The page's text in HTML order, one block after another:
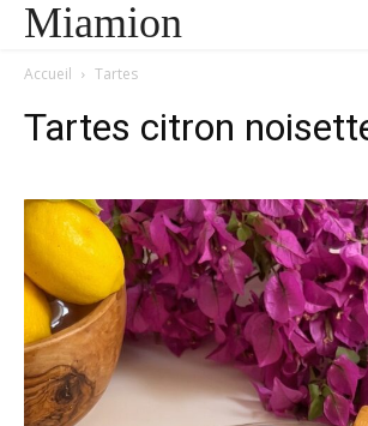
Miamion
Accueil Tartes
Tartes citron